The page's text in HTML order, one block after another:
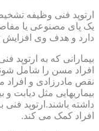
ارتوپد فنی وظیفه
یک پای مصنوعی یا
دارد و هدف وی افزایش
بیمارانی که به ارتوپد
افراد مسن را شامل
نقص مادرزادی و افراد
بیماریهایی مثل دیابت
داشته باشند.ارتوپد
افراد کمک می کند.